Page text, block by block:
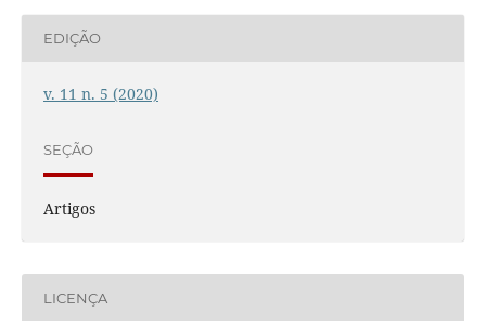
EDIÇÃO
v. 11 n. 5 (2020)
SEÇÃO
Artigos
LICENÇA